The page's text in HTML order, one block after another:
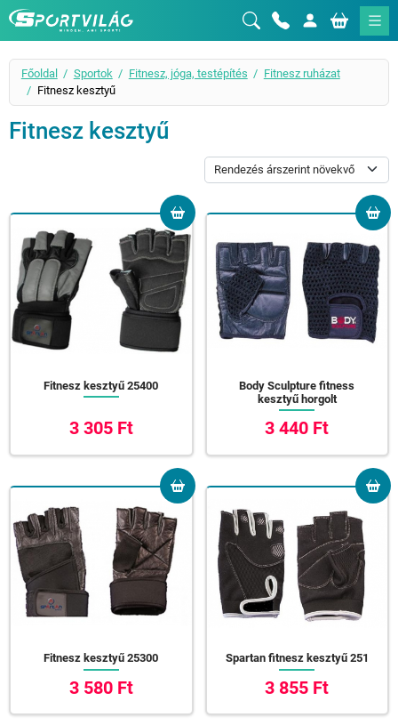
Sportvilág
Főoldal Sportok Fitnesz, jóga, testépítés
Fitnesz ruházat
Fitnesz kesztyű
Fitnesz kesztyű
Fitnesz kesztyű 25400
3 305 Ft
Body Sculpture fitness
kesztyű horgolt
3 440 Ft
Fitnesz kesztyű 25300
3 580 Ft
Spartan fitnesz kesztyű 251
3 855 Ft